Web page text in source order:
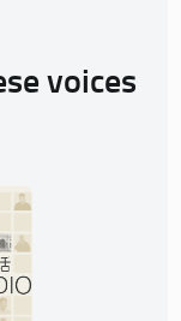
voices